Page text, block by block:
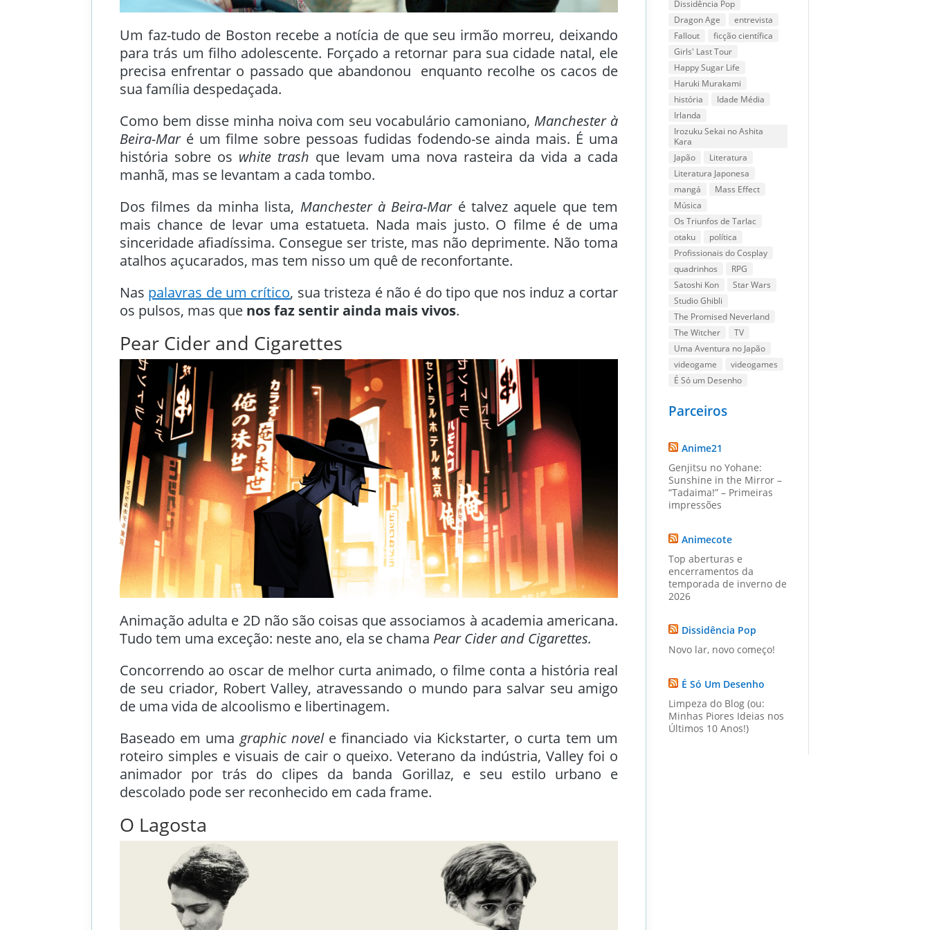
Um faz-tudo de Boston recebe a notícia de que seu irmão morreu, deixando
para trás um filho adolescente. Forçado a retornar para sua cidade natal, ele
precisa enfrentar o passado que abandonou enquanto recolhe os cacos de
sua família despedaçada.
Como bem disse minha noiva com seu vocabulário camoniano, Manchester à
Beira-Mar é um filme sobre pessoas fudidas fodendo-se ainda mais. É uma
história sobre os white trash que levam uma nova rasteira da vida a cada
manhã, mas se levantam a cada tombo.
Dos filmes da minha lista, Manchester à Beira-Mar é talvez aquele que tem
mais chance de levar uma estatueta. Nada mais justo. O filme é de uma
sinceridade afiadíssima. Consegue ser triste, mas não deprimente. Não toma
atalhos açucarados, mas tem nisso um quê de reconfortante.
Nas palavras de um crítico, sua tristeza é não é do tipo que nos induz a cortar
os pulsos, mas que nos faz sentir ainda mais vivos.
Pear Cider and Cigarettes
Animação adulta e 2D não são coisas que associamos à academia americana.
Tudo tem uma exceção: neste ano, ela se chama Pear Cider and Cigarettes.
Concorrendo ao oscar de melhor curta animado, o filme conta a história real
de seu criador, Robert Valley, atravessando o mundo para salvar seu amigo
de uma vida de alcoolismo e libertinagem.
Baseado em uma graphic novel e financiado via Kickstarter, o curta tem um
roteiro simples e visuais de cair o queixo. Veterano da indústria, Valley foi o
animador por trás do clipes da banda Gorillaz, e seu estilo urbano e
descolado pode ser reconhecido em cada frame.
O Lagosta
Dissidência Pop
Dragon Age
entrevista
Fallout
ficção científica
Girls' Last Tour
Happy Sugar Life
Haruki Murakami
história
Idade Média
Irlanda
Irozuku Sekai no Ashita
Kara
Japão
Literatura
Literatura Japonesa
mangá
Mass Effect
Música
Os Triunfos de Tarlac
otaku
política
Profissionais do Cosplay
quadrinhos
RPG
Satoshi Kon
Star Wars
Studio Ghibli
The Promised Neverland
The Witcher
TV
Uma Aventura no Japão
videogame
videogames
É Só um Desenho
Parceiros
Anime21
Genjitsu no Yohane:
Sunshine in the Mirror –
“Tadaima!” – Primeiras
impressões
Animecote
Top aberturas e
encerramentos da
temporada de inverno de
2026
Dissidência Pop
Novo lar, novo começo!
É Só Um Desenho
Limpeza do Blog (ou:
Minhas Piores Ideias nos
Últimos 10 Anos!)